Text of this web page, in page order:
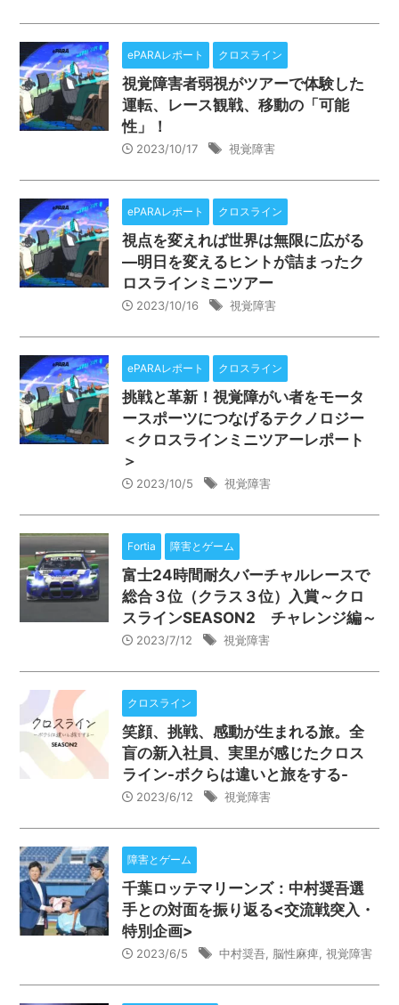
ePARAレポート クロスライン
視覚障害者弱視がツアーで体験した
運転、レース観戦、移動の「可能
性」！
2023/10/17 視覚障害
ePARAレポート クロスライン
視点を変えれば世界は無限に広がる
―明日を変えるヒントが詰まったク
ロスラインミニツアー
2023/10/16 視覚障害
ePARAレポート クロスライン
挑戦と革新！視覚障がい者をモータ
ースポーツにつなげるテクノロジー
＜クロスラインミニツアーレポート
＞
2023/10/5 視覚障害
Fortia 障害とゲーム
富士24時間耐久バーチャルレースで
総合３位（クラス３位）入賞～クロ
スラインSEASON2 チャレンジ編～
2023/7/12 視覚障害
クロスライン
笑顔、挑戦、感動が生まれる旅。全
盲の新入社員、実里が感じたクロス
ライン-ボクらは違いと旅をする-
2023/6/12 視覚障害
障害とゲーム
千葉ロッテマリーンズ：中村奨吾選
手との対面を振り返る<交流戦突入・
特別企画>
2023/6/5 中村奨吾 脳性麻痺 ,視覚障害